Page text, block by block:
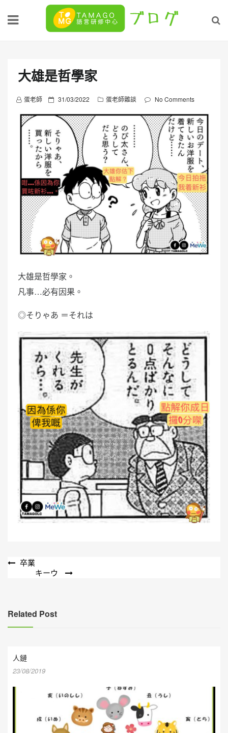
大雄是哲學家
蛋老師
P
e
d
n
31/03/2022 蛋老師雜談 No Comments
大雄是哲學家。
凡事…必有因果。
◎そりゃあ ＝それは
文
覽
卒業
キーウ
Related Post
人鏈
23/08/2019